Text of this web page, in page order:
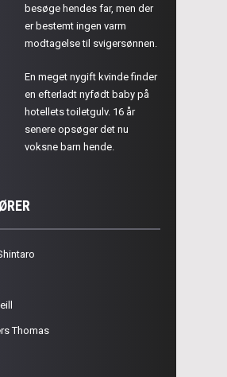
besøge hendes far, men der
er bestemt ingen varm
modtagelse til svigersønnen.
En meget nygift kvinde finder
en efterladt nyfødt baby på
hotellets toiletgulv. 16 år
senere opsøger det nu
voksne barn hende.
Thomas